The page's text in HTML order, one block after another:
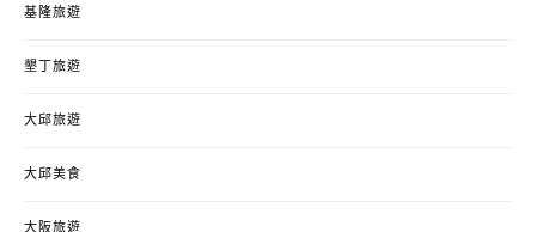
基隆旅遊
墾丁旅遊
大邱旅遊
大邱美食